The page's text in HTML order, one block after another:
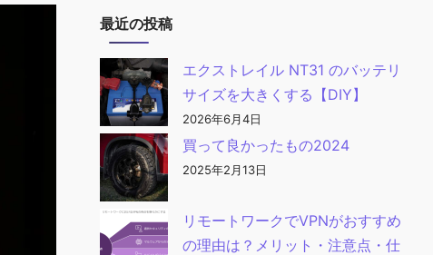
最近の投稿
エクストレイル NT31 のバッテリ
サイズを大きくする【DIY】
2026年6月4日
買って良かったもの2024
2025年2月13日
リモートワークでVPNがおすすめ
の理由は？メリット・注意点・仕